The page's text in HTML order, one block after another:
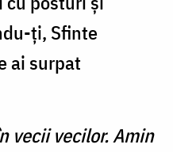
ţi, Sfinte
ai sur­pat
vecii vecilor. Amin